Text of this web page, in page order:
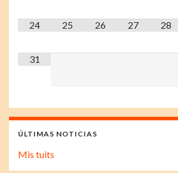
24 25 26 27 28
31
ÚLTIMAS NOTICIAS
Mis tuits